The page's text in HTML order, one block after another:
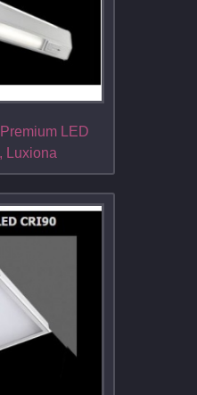
LED
Luxiona